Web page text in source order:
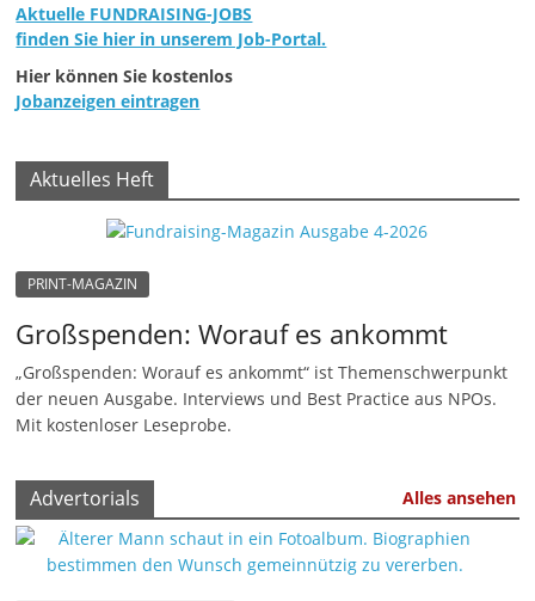
z
i
a
l
a
t
i
n
S
p
Aktuelle FUNDRAISING-JOBS
finden Sie hier in unserem Job-Portal.
Hier können Sie kostenlos
Jobanzeigen eintragen
Aktuelles Heft
PRINT-MAGAZIN
Großspenden: Worauf es ankommt
„Großspenden: Worauf es ankommt“ ist Themenschwerpunkt
der neuen Ausgabe. Interviews und Best Practice aus NPOs.
Mit kostenloser Leseprobe.
Advertorials Alles ansehen